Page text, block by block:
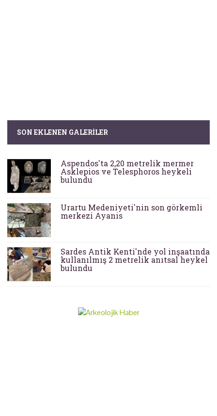
SON EKLENEN GALERILER
Aspendos'ta 2,20 metrelik mermer
Asklepios ve Telesphoros heykeli
bulundu
Urartu Medeniyeti'nin son görkemli
merkezi Ayanis
Sardes Antik Kenti'nde yol inşaatında
kullanılmış 2 metrelik anıtsal heykel
bulundu